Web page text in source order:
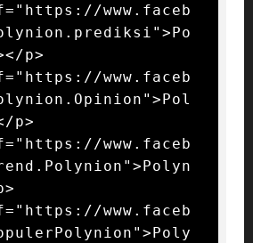
www.faceb
p>
www.faceb
p>
www.faceb
www.faceb